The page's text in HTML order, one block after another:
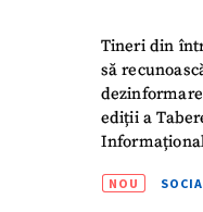
Tineri din
să
ediții a
NOU
TRIMITE ȘTIREA